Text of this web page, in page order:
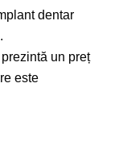
dentar
un preț
este